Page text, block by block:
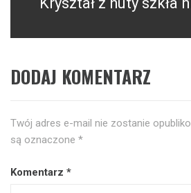
DODAJ KOMENTARZ
Twój adres e-mail nie zostanie
są oznaczone *
Komentarz *